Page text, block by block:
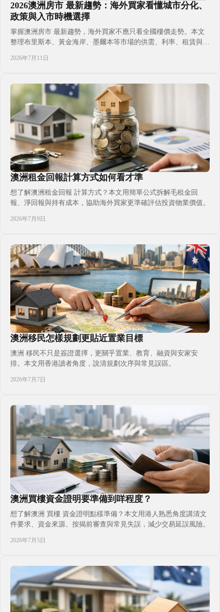
2026澳洲房市 最新趨勢：海外買家看懂城市分化、
政策與入市時機選擇
掌握澳洲房市 最新趨勢，海外買家不應只看全國樓價走勢。本文
整理布里斯本、黃金海岸、墨爾本等市場的供需、利率、租賃與海
更務實的選區與購買判斷，同時了解新盤與二手住宅的選擇差異及
作為初步參考。
2026年7月11日
澳洲租金回報計算方式如何看才準
想了解澳洲租金回報 計算方式？本文用簡單公式拆解毛租金回
報、淨回報與持有成本，協助海外買家更準確評估投資物業價值。
2026年7月9日
澳洲移民怎樣規劃更貼近置業目標
澳洲 移民不只是簽證選擇，更關乎置業、教育、融資與安家安
排。本文用香港讀者角度，說清規劃次序與常見誤區。
2026年7月7日
澳洲買樓資金證明要準備到咩程度？
想了解澳洲 買樓 資金證明點樣準備？本文用港人熟悉角度講清文
件要求、資金來源、按揭前審查與常見失誤，減少交易延誤風險。
2026年7月5日